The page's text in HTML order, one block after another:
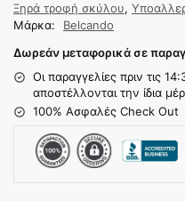
Ξηρά τροφή σκύλου,
Μάρκα:
Belcando
Δωρεάν μεταφορικά σε
Οι παραγγελίες πριν τις
αποστέλλονται την ίδια
100% Ασφαλές Check Out